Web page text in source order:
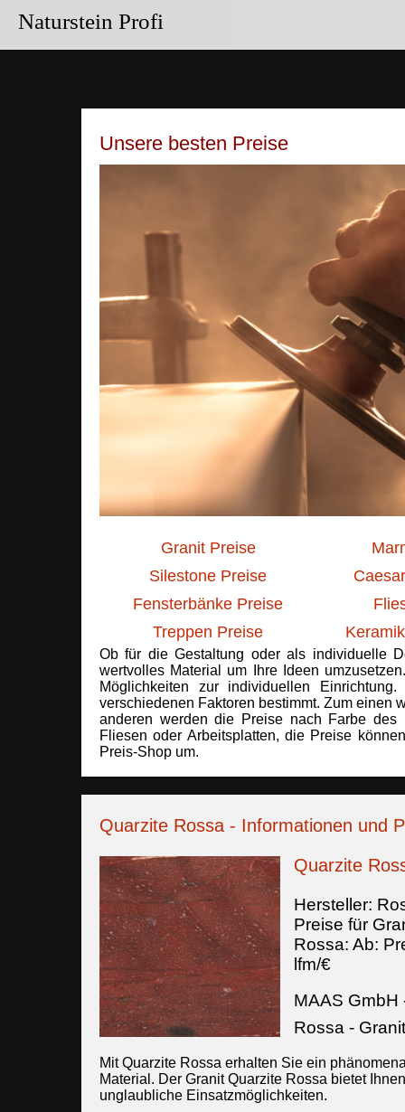
Naturstein Profi
Unsere besten Preise
Granit Preise
Silestone Preise
Fensterbänke Preise
Treppen Preise
Ob für die Gestaltung oder als individuelle
wertvolles Material um Ihre Ideen
Möglichkeiten zur individuellen
verschiedenen Faktoren bestimmt. Zum einen
anderen werden die Preise nach Farbe des
Fliesen oder Arbeitsplatten, die Preise
Preis-Shop um.
Quarzite Rossa - Informationen und
Quarzite
Mit Quarzite Rossa erhalten Sie ein
Material. Der Granit Quarzite Rossa bietet Ihnen
unglaubliche Einsatzmöglichkeiten.
Hersteller:
Preise für
Rossa: Ab:
lfm/€
MAAS GmbH
Rossa - Granit